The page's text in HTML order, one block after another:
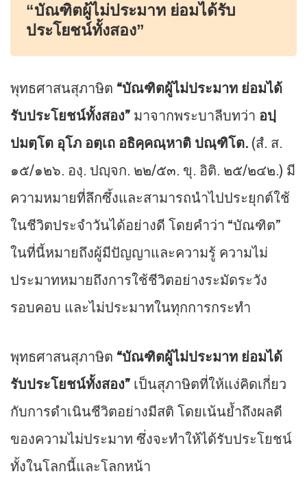
“บัณฑิตผู้ไม่ประมาท ย่อมได้รับ
ประโยชน์ทั้งสอง”
พุทธศาสนสุภาษิต “บัณฑิตผู้ไม่ประมาท ย่อมได้
รับประโยชน์ทั้งสอง”มาจากพระบาลีบทว่า อปฺ
ปมตฺโต อุโภ อตฺเถ อธิคฺคณฺหาติ ปณฺฑิโต.(สํ. ส.
๑๕/๑๒๖. องฺ. ปญฺจก. ๒๒/๕๓. ขุ. อิติ. ๒๕/๒๔๒.) มี
ความหมายที่ลึกซึ้งและสามารถนำไปประยุกต์ใช้
ในชีวิตประจำวันได้อย่างดี โดยคำว่า “บัณฑิต”
ในที่นี้หมายถึงผู้มีปัญญาและความรู้ ความไม่
ประมาทหมายถึงการใช้ชีวิตอย่างระมัดระวัง
รอบคอบ และไม่ประมาทในทุกการกระทำ
พุทธศาสนสุภาษิต “บัณฑิตผู้ไม่ประมาท ย่อมได้
รับประโยชน์ทั้งสอง”เป็นสุภาษิตที่ให้แง่คิดเกี่ยว
กับการดำเนินชีวิตอย่างมีสติ โดยเน้นย้ำถึงผลดี
ของความไม่ประมาท ซึ่งจะทำให้ได้รับประโยชน์
ทั้งในโลกนี้และโลกหน้า